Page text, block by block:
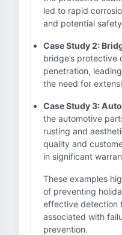
led to rapid
and potential
Case Study 2:
bridge’s protective
penetration,
the need for
Case Study 3:
the automotive
rusting and
quality and
in significant
These examples
of preventing
effective detection
associated with
prevention.